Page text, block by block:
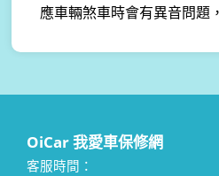
應車輛煞車時會有異音問題
OiCar 我愛車保修網
客服時間：